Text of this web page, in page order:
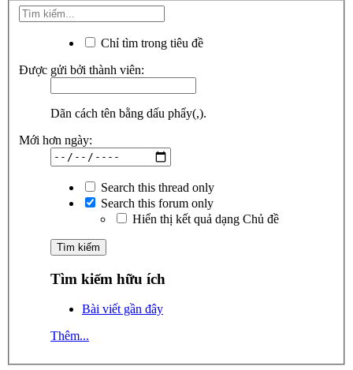
Chỉ tìm trong tiêu đề
Được gửi bởi thành viên:
Dãn cách tên bằng dấu phẩy(,).
Mới hơn ngày:
Search this thread only
Search this forum only
Hiển thị kết quả dạng Chủ đề
Tìm kiếm hữu ích
Bài viết gần đây
Thêm...